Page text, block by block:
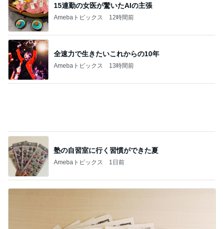
全速力で生きたいこれからの10年
Amebaトピックス 13時間前